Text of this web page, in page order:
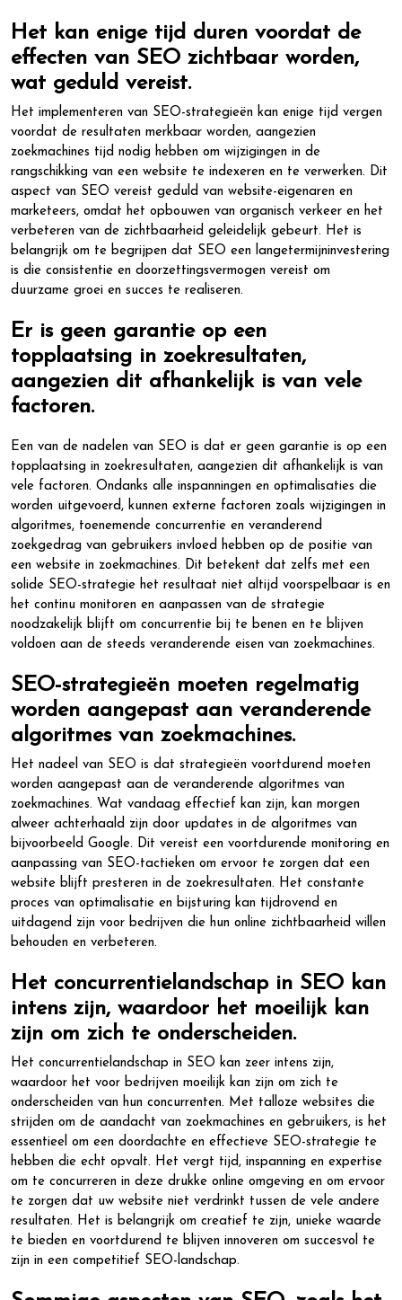
Het kan enige tijd duren voordat de
effecten van SEO zichtbaar worden,
wat geduld vereist.
Het implementeren van SEO-strategieën kan enige tijd vergen
voordat de resultaten merkbaar worden, aangezien
zoekmachines tijd nodig hebben om wijzigingen in de
rangschikking van een website te indexeren en te verwerken. Dit
aspect van SEO vereist geduld van website-eigenaren en
marketeers, omdat het opbouwen van organisch verkeer en het
verbeteren van de zichtbaarheid geleidelijk gebeurt. Het is
belangrijk om te begrijpen dat SEO een langetermijninvestering
is die consistentie en doorzettingsvermogen vereist om
duurzame groei en succes te realiseren.
Er is geen garantie op een
topplaatsing in zoekresultaten,
aangezien dit afhankelijk is van vele
factoren.
Een van de nadelen van SEO is dat er geen garantie is op een
topplaatsing in zoekresultaten, aangezien dit afhankelijk is van
vele factoren. Ondanks alle inspanningen en optimalisaties die
worden uitgevoerd, kunnen externe factoren zoals wijzigingen in
algoritmes, toenemende concurrentie en veranderend
zoekgedrag van gebruikers invloed hebben op de positie van
een website in zoekmachines. Dit betekent dat zelfs met een
solide SEO-strategie het resultaat niet altijd voorspelbaar is en
het continu monitoren en aanpassen van de strategie
noodzakelijk blijft om concurrentie bij te benen en te blijven
voldoen aan de steeds veranderende eisen van zoekmachines.
SEO-strategieën moeten regelmatig
worden aangepast aan veranderende
algoritmes van zoekmachines.
Het nadeel van SEO is dat strategieën voortdurend moeten
worden aangepast aan de veranderende algoritmes van
zoekmachines. Wat vandaag effectief kan zijn, kan morgen
alweer achterhaald zijn door updates in de algoritmes van
bijvoorbeeld Google. Dit vereist een voortdurende monitoring en
aanpassing van SEO-tactieken om ervoor te zorgen dat een
website blijft presteren in de zoekresultaten. Het constante
proces van optimalisatie en bijsturing kan tijdrovend en
uitdagend zijn voor bedrijven die hun online zichtbaarheid willen
behouden en verbeteren.
Het concurrentielandschap in SEO kan
intens zijn, waardoor het moeilijk kan
zijn om zich te onderscheiden.
Het concurrentielandschap in SEO kan zeer intens zijn,
waardoor het voor bedrijven moeilijk kan zijn om zich te
onderscheiden van hun concurrenten. Met talloze websites die
strijden om de aandacht van zoekmachines en gebruikers, is het
essentieel om een doordachte en effectieve SEO-strategie te
hebben die echt opvalt. Het vergt tijd, inspanning en expertise
om te concurreren in deze drukke online omgeving en om ervoor
te zorgen dat uw website niet verdrinkt tussen de vele andere
resultaten. Het is belangrijk om creatief te zijn, unieke waarde
te bieden en voortdurend te blijven innoveren om succesvol te
zijn in een competitief SEO-landschap.